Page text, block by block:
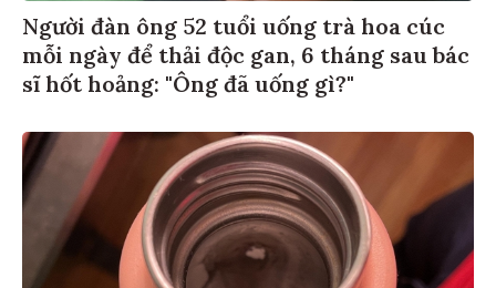
Người đàn ông 52 tuổi uống trà hoa cúc
mỗi ngày để thải độc gan, 6 tháng sau bác
sĩ hốt hoảng: "Ông đã uống gì?"